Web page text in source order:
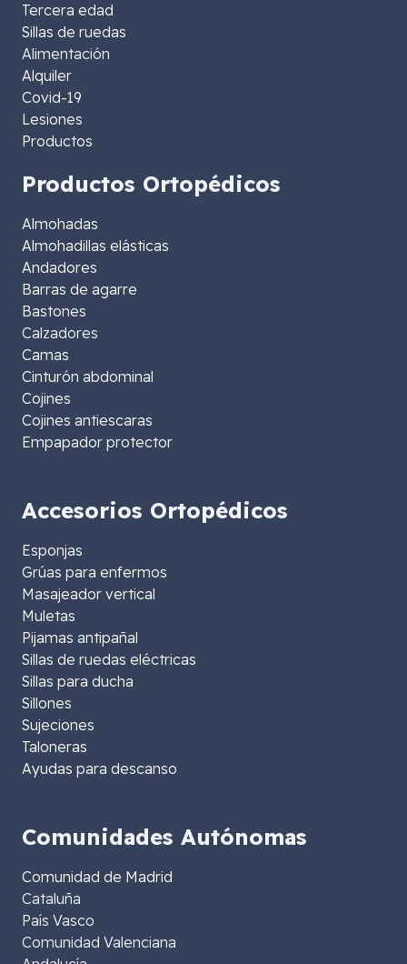
Tercera edad
Sillas de ruedas
Alimentación
Alquiler
Covid-19
Lesiones
Productos
Productos Ortopédicos
Almohadas
Almohadillas elásticas
Andadores
Barras de agarre
Bastones
Calzadores
Camas
Cinturón abdominal
Cojines
Cojines antiescaras
Empapador protector
Accesorios Ortopédicos
Esponjas
Grúas para enfermos
Masajeador vertical
Muletas
Pijamas antipañal
Sillas de ruedas eléctricas
Sillas para ducha
Sillones
Sujeciones
Taloneras
Ayudas para descanso
Comunidades Autónomas
Comunidad de Madrid
Cataluña
País Vasco
Comunidad Valenciana